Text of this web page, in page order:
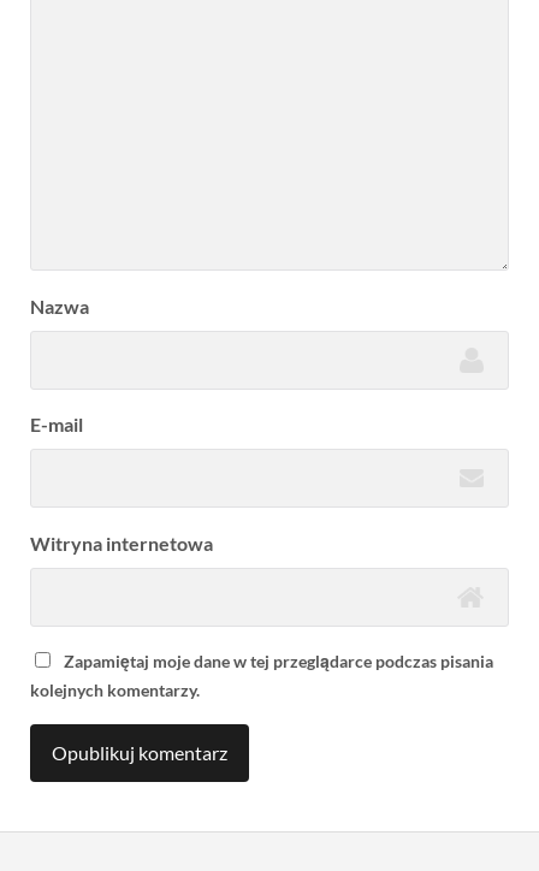
Nazwa
E-mail
Witryna internetowa
Zapamiętaj moje dane w tej przeglądarce podczas pisania
kolejnych komentarzy.